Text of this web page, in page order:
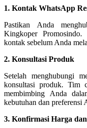
1. Kontak WhatsApp
Pastikan Anda
Kingkoper Promosindo.
kontak sebelum Anda
2. Konsultasi Produk
Setelah menghubungi
konsultasi produk. Tim
membimbing Anda
kebutuhan dan preferensi
3. Konfirmasi Harga